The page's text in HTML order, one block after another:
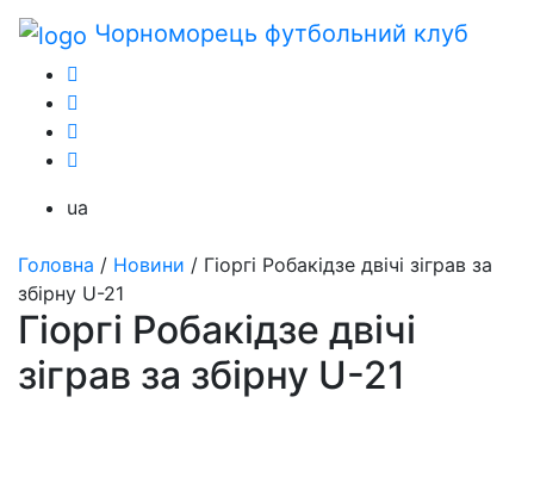
Чорноморець футбольний клуб
ua
Головна / Новини / Гіоргі Робакідзе двічі зіграв за
збірну U-21
Гіоргі Робакідзе двічі
зіграв за збірну U-21